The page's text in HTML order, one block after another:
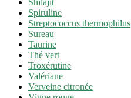
Shilajit
Spiruline
Streptococcus thermophilus
Sureau
Taurine
Thé vert
Troxérutine
Valériane
Verveine citronée